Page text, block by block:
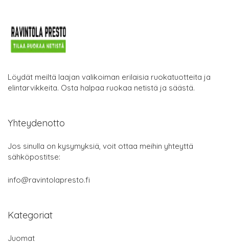
Löydät meiltä laajan valikoiman erilaisia ruokatuotteita ja
elintarvikkeita. Osta halpaa ruokaa netistä ja säästä.
Yhteydenotto
Jos sinulla on kysymyksiä, voit ottaa meihin yhteyttä
sähköpostitse:
info@ravintolapresto.fi
Kategoriat
Juomat